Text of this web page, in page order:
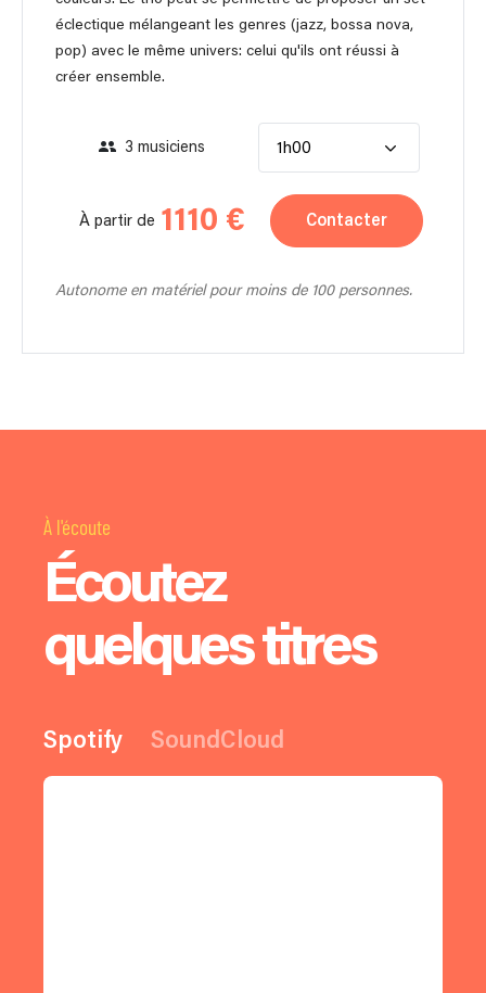
éclectique mélangeant les genres (jazz, bossa nova,
pop) avec le même univers: celui qu'ils ont réussi à
créer ensemble.
3 musiciens 1h00
À partir de 1110 € Contacter
Autonome en matériel pour moins de 100 personnes.
À l'écoute
Écoutez
quelques titres
Spotify SoundCloud